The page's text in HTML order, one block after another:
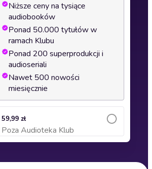
Niższe ceny na tysiące
audiobooków
Ponad 50.000 tytułów w
ramach Klubu
Ponad 200 superprodukcji i
audioseriali
Nawet 500 nowości
miesięcznie
59,99 zł
Poza Audioteka Klub
Dodaj do koszyka